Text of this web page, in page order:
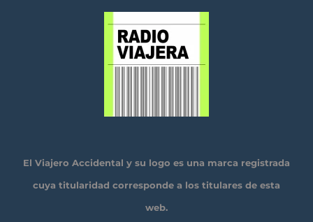
El Viajero Accidental y su logo es una marca registrada
cuya titularidad corresponde a los titulares de esta
web.